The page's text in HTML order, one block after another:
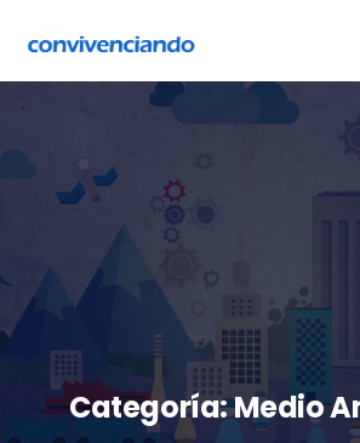
Categoría:Medio